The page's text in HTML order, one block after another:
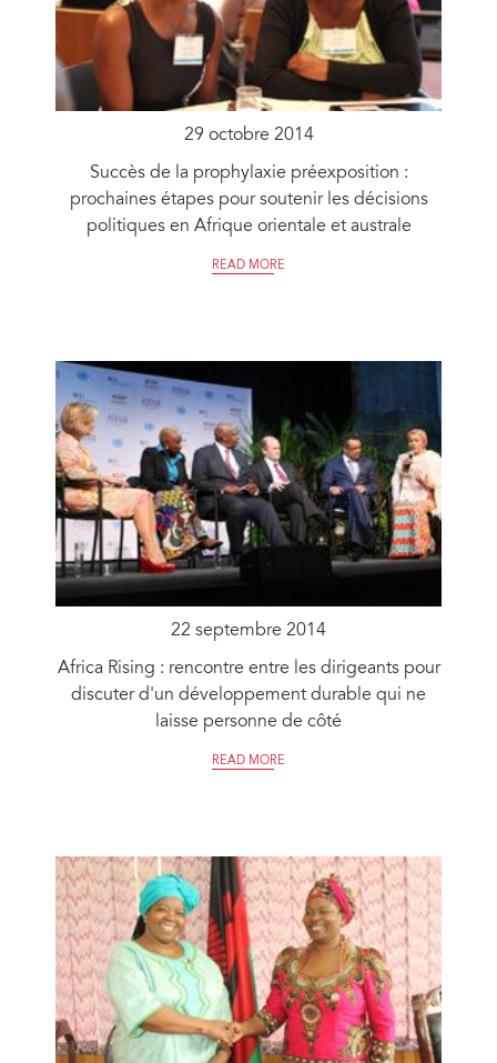
29 octobre 2014
Succès de la prophylaxie préexposition :
prochaines étapes pour soutenir les décisions
politiques en Afrique orientale et australe
READ MORE
22 septembre 2014
Africa Rising : rencontre entre les dirigeants pour
discuter d'un développement durable qui ne
laisse personne de côté
READ MORE